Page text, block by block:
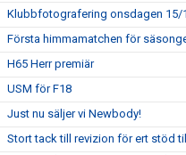
Klubbfotografering onsdagen 15/
Första himmamatchen för
H65 Herr premiär
USM för F18
Just nu säljer vi Newbody!
Stort tack till revizion för ert stöd